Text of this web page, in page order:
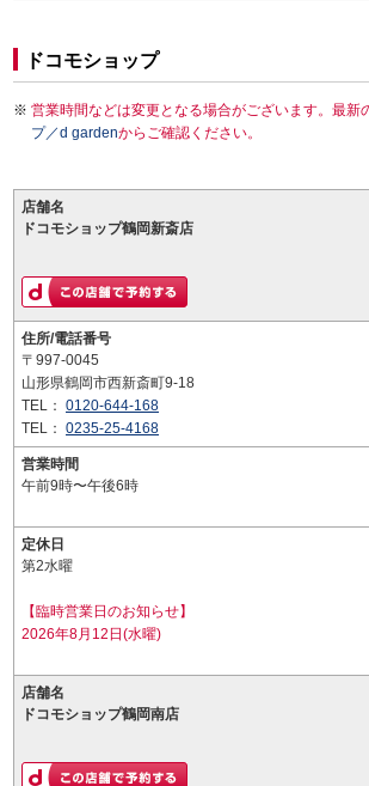
ドコモショップ
営業時間などは変更となる場合がございます。最新
プ／d gardenからご確認ください。
店舗名
ドコモショップ鶴岡新斎店
住所/電話番号
〒997-0045
山形県鶴岡市西新斎町9-18
TEL： 0120-644-168
TEL： 0235-25-4168
営業時間
午前9時〜午後6時
定休日
第2水曜
【臨時営業日のお知らせ】
2026年8月12日(水曜)
店舗名
ドコモショップ鶴岡南店